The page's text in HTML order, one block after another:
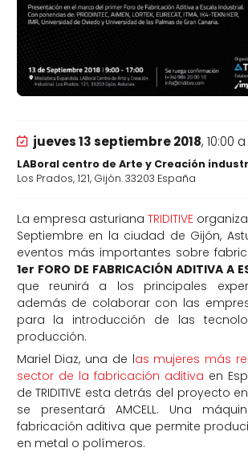
jueves 13 septiembre 2018, 10:00
LABoral centro de Arte y Creación
Los Prados, 121, Gijón. 33203 España
La empresa asturiana TRIDITIVEorganiza
Septiembre en la ciudad de Gijón,
eventos más importantes sobre
1er FORO DE FABRICACIÓN ADITIVA A
que reunirá a los principales
además de colaborar con las
para la introducción de las
producción.
Mariel Diaz, una de las mujeres más
sector de la fabricación aditiva en
de TRIDITIVE esta detrás del proyecto
se presentará AMCELL. Una
fabricación aditiva que permite
en metal o polímeros.